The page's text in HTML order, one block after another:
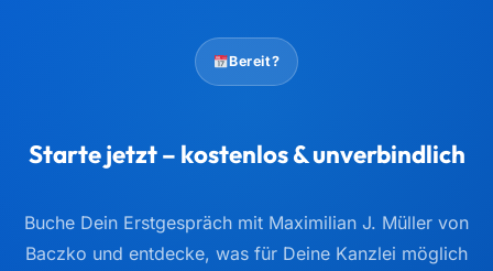
Bereit?
Starte jetzt – kostenlos & unverbindlich
Buche Dein Erstgespräch mit Maximilian J. Müller von
Baczko und entdecke, was für Deine Kanzlei möglich